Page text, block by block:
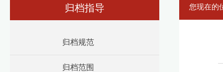
归档指导
归档规范
归档范围
您现在的